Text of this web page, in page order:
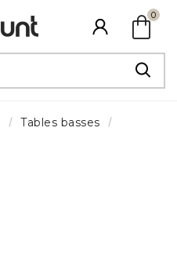
shopping_bag
0
Tables basses